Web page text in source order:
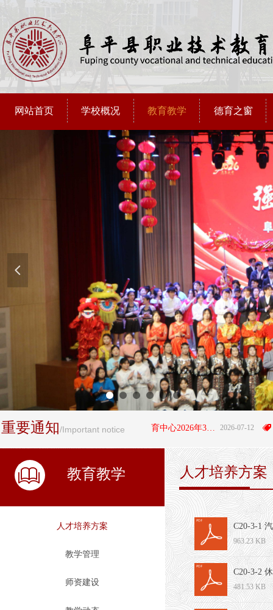
网站首页 学校概况 教育教学 德育之窗
넳
重要通知/Important notice 2026-07-12
뀄 阜平县职业技术教育中心2026年3+4"贯通培养项目拟录取学生名单公示 뀄
ꁡ 教育教学
人才培养方案
教学管理
师资建设
人才培养方案
C20-3-1
963.23 KB
C20-3-2
481.53 KB